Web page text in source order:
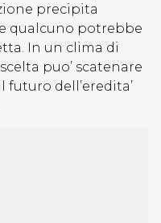
precipita
qualcuno potrebbe
In un clima di
puo’ scatenare
dell’eredita’